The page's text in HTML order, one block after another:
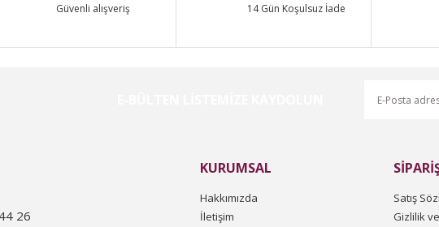
Güvenli alışveriş 14 Gün Koşulsuz İade
26
KURUMSAL
Hakkımızda
İletişim
Satış
Gizlilik